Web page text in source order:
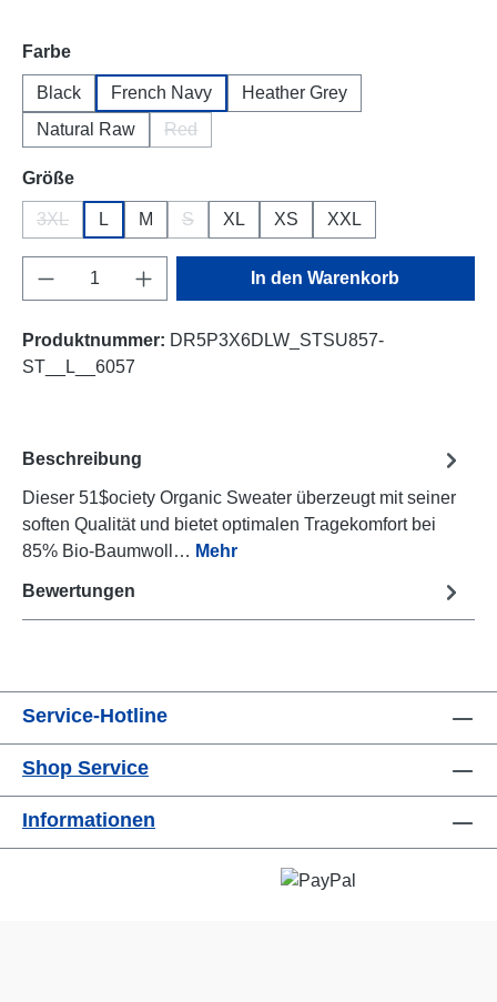
Farbeauswählen
Black French Navy
Heather Grey
Natural Raw
Red
(Diese Option ist zurzeit nicht verfügbar.)
Größeauswählen
3XL
(Diese Option ist zurzeit nicht verfügbar.)
L M S XL XS XXL
Produkt Anzahl: Gib den gewünschten
In den Warenkorb
Produktnummer: DR5P3X6DLW_STSU857-
ST__L__6057
Beschreibung
Dieser 51$ociety Organic Sweater überzeugt mit seiner
soften Qualität und bietet optimalen Tragekomfort bei
85% Bio-Baumwoll… Mehr
Bewertungen
Service-Hotline
Shop Service
Informationen